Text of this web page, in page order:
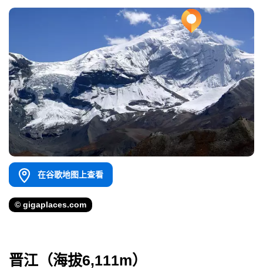
在谷歌地图上查看
© gigaplaces.com
晋江（海拔6,111m）